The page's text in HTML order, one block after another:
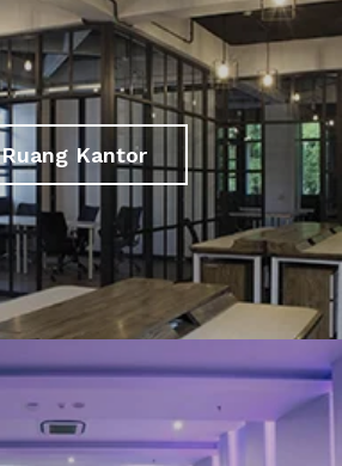
Ruang Kantor